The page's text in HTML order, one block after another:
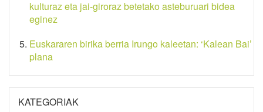
kulturaz eta jai-giroraz betetako asteburuari bidea
eginez
Euskararen birika berria Irungo kaleetan: ‘Kalean Bai’
plana
KATEGORIAK